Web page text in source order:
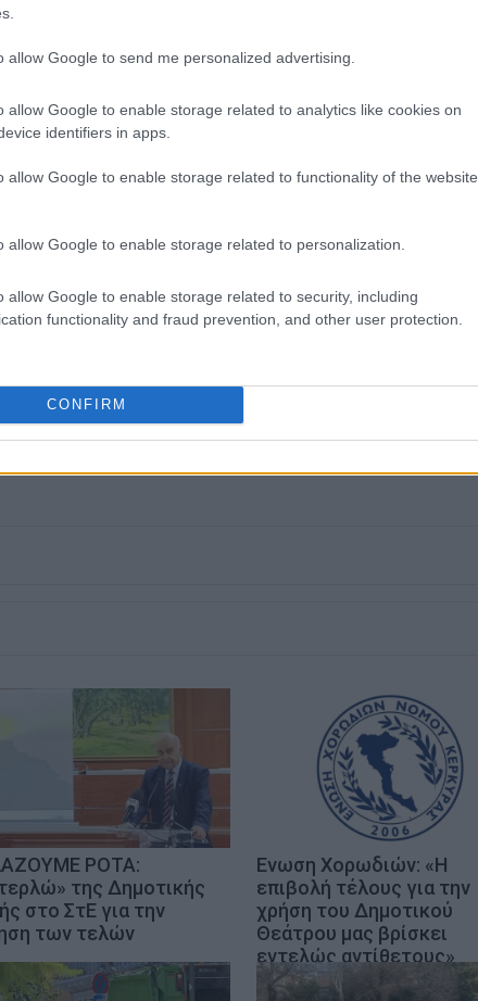
allow Google to send me personalized advertising.
allow Google to enable storage related to analytics like cookies on
identifiers in apps.
allow Google to enable storage related to functionality of the website
allow Google to enable storage related to personalization.
allow Google to enable storage related to security, including
functionality and fraud prevention, and other user protection.
CONFIRM
Ενημέρωση από το 1990 σε θέσεις υψηλής
δημόσιες σχέσεις, το ελεύθερο και το
Facebook
ΡΟΤΑ:
της Δημοτικής
στο ΣτΕ για την
των τελών
Ενωση Χορωδιών: «Η
επιβολή τέλους για την
χρήση του Δημοτικού
Θεάτρου μας βρίσκει
εντελώς αντίθετους»